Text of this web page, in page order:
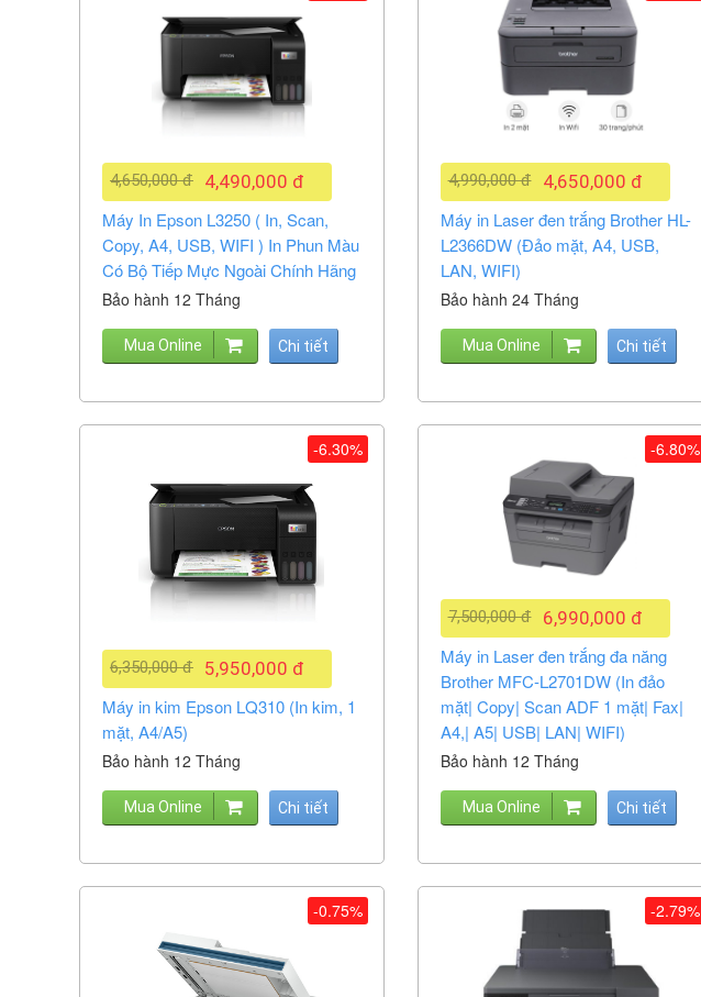
4,490,000 đ
4,650,000 đ
Máy In Epson L3250 ( In, Scan,
Copy, A4, USB, WIFI ) In Phun Màu
Có Bộ Tiếp Mực Ngoài Chính Hãng
Bảo hành 12 Tháng
Mua Online Chi tiết
4,650,000 đ
4,990,000 đ
Máy in Laser đen trắng Brother HL-
L2366DW (Đảo mặt, A4, USB,
LAN, WIFI)
Bảo hành 24 Tháng
Mua Online Chi tiết
5,950,000 đ
6,350,000 đ
Máy in kim Epson LQ310 (In kim, 1
mặt, A4/A5)
Bảo hành 12 Tháng
Mua Online Chi tiết
-6.30%
6,990,000 đ
7,500,000 đ
Máy in Laser đen trắng đa năng
Brother MFC-L2701DW (In đảo
mặt| Copy| Scan ADF 1 mặt| Fax|
A4,| A5| USB| LAN| WIFI)
Bảo hành 12 Tháng
Mua Online Chi tiết
-6.80%
-0.75% -2.79%